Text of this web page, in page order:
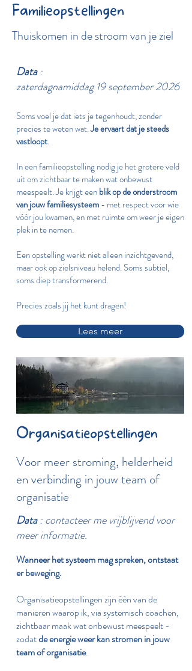
Familieopstellingen
Thuiskomen in de stroom van je ziel
Data:
zaterdagnamiddag 19 september 2026
Soms voel je dat iets je tegenhoudt, zonder
precies te weten wat.Je ervaart dat je steeds
vastloopt.
In een familieopstelling nodig je het grotere veld
uit om zichtbaar te maken wat onbewust
meespeelt. Je krijgt eenblik op de onderstroom
van jouw familiesysteem- met respect voor wie
vóór jou kwamen, en met ruimte om weer je eigen
plek in te nemen.
Een opstelling werkt niet alleen inzichtgevend,
maar ook op zielsniveau helend. Soms subtiel,
soms diep transformerend.
Precies zoals jij het kunt dragen!
Lees meer
Organisatieopstellingen
Voor meer stroming, helderheid
en verbinding in jouw team of
organisatie
Data​: contacteer me vrijblijvend voor
meer informatie.
Wanneer het systeem mag spreken, ontstaat
er beweging.
Organisatieopstellingen zijn één van de
manieren waarop ik, via systemisch coachen,
zichtbaar maak wat onbewust meespeelt -
zodatde energie weer kan stromen in jouw
team of organisatie.